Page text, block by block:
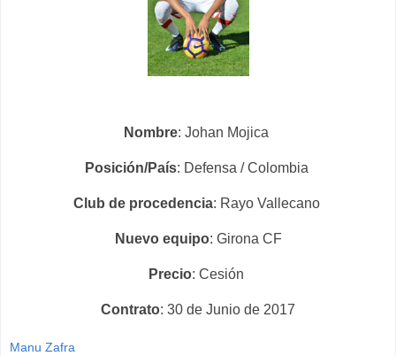
Nombre: Johan Mojica
Posición/País: Defensa / Colombia
Club de procedencia: Rayo Vallecano
Nuevo equipo: Girona CF
Precio: Cesión
Contrato: 30 de Junio de 2017
Manu Zafra